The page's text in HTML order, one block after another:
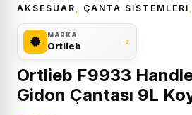
AKSESUAR ÇANTA SISTEMLERI
MARKA
Ortlieb
Ortlieb F9933
Gidon Çantası 9L